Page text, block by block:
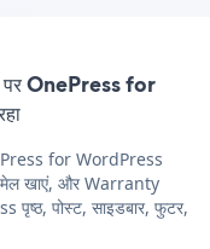
OnePress for
for WordPress
मेल खाएं, और Warranty
पोस्ट, साइडबार, फुटर,